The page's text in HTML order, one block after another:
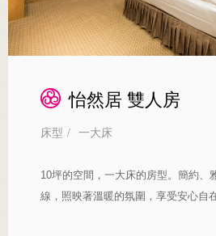
怡然居 雙人房
床型 / 一大床
10坪的空間，一大床的房型。簡約、
線，照映著溫暖的氛圍，享受安心自